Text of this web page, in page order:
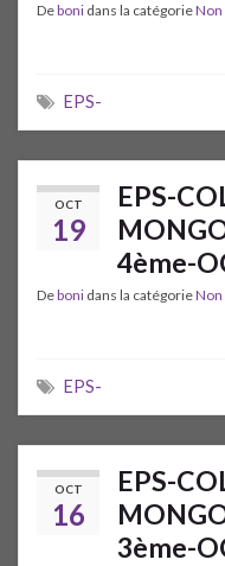
Deboni dans la catégorieNon
EPS-
OCT
19
EPS-
4ème-
Deboni dans la catégorieNon
EPS-
OCT
16
EPS-
3ème-